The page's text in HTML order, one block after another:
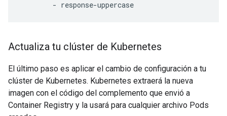
Actualiza tu clúster de Kubernetes
El último paso es aplicar el cambio de configuración a tu
clúster de Kubernetes. Kubernetes extraerá la nueva
imagen con el código del complemento que envió a
Container Registry y la usará para cualquier archivo Pods